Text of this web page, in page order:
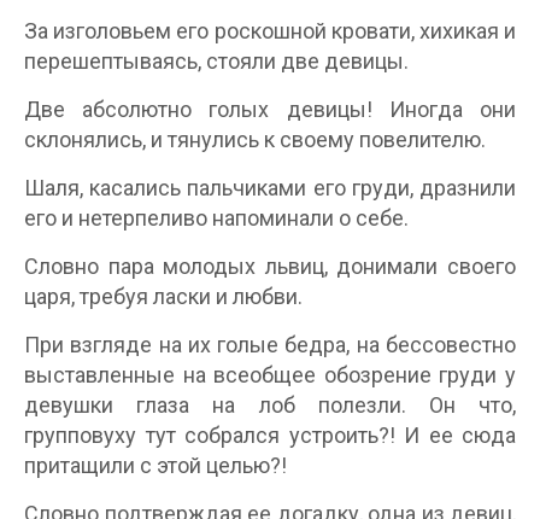
За изголовьем его роскошной кровати, хихикая и
перешептываясь, стояли две девицы.
Две абсолютно голых девицы! Иногда они
склонялись, и тянулись к своему повелителю.
Шаля, касались пальчиками его груди, дразнили
его и нетерпеливо напоминали о себе.
Словно пара молодых львиц, донимали своего
царя, требуя ласки и любви.
При взгляде на их голые бедра, на бессовестно
выставленные на всеобщее обозрение груди у
девушки глаза на лоб полезли. Он что,
групповуху тут собрался устроить?! И ее сюда
притащили с этой целью?!
Словно подтверждая ее догадку, одна из девиц,